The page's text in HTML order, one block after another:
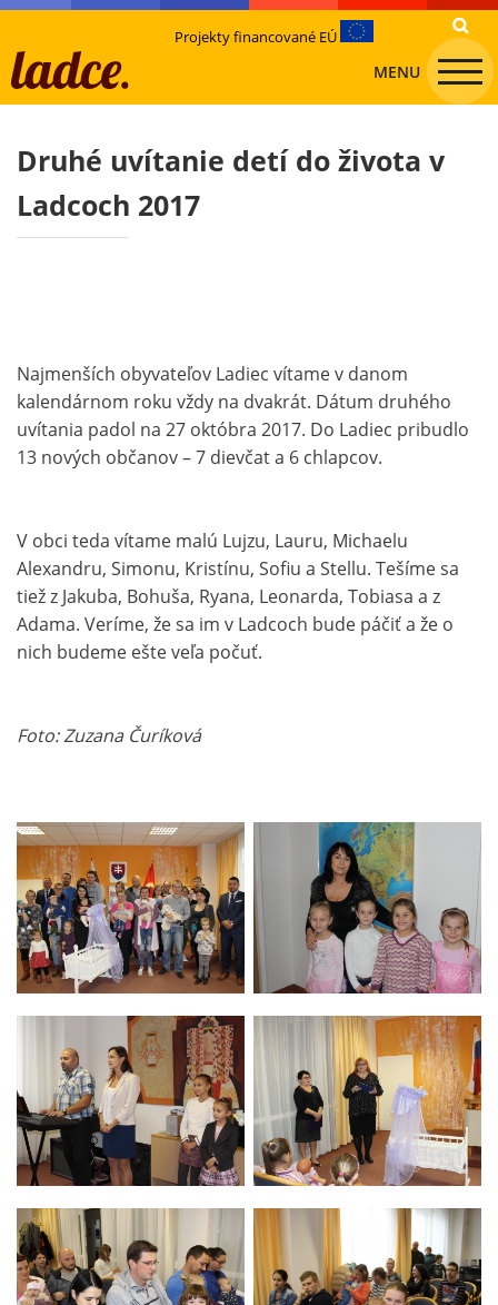
Projekty financované EÚ
MENU
Druhé uvítanie detí do života v
Ladcoch 2017
Najmenších obyvateľov Ladiec vítame v danom
kalendárnom roku vždy na dvakrát. Dátum druhého
uvítania padol na 27 októbra 2017. Do Ladiec pribudlo
13 nových občanov – 7 dievčat a 6 chlapcov.
V obci teda vítame malú Lujzu, Lauru, Michaelu
Alexandru, Simonu, Kristínu, Sofiu a Stellu. Tešíme sa
tiež z Jakuba, Bohuša, Ryana, Leonarda, Tobiasa a z
Adama. Veríme, že sa im v Ladcoch bude páčiť a že o
nich budeme ešte veľa počuť.
Foto: Zuzana Čuríková